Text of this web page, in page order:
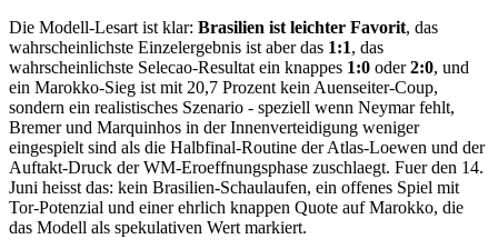
Die Modell-Lesart ist klar: Brasilien ist leichter Favorit, das
wahrscheinlichste Einzelergebnis ist aber das 1:1, das
wahrscheinlichste Selecao-Resultat ein knappes 1:0 oder2:0, und
ein Marokko-Sieg ist mit 20,7 Prozent kein Auenseiter-Coup,
sondern ein realistisches Szenario - speziell wenn Neymar fehlt,
Bremer und Marquinhos in der Innenverteidigung weniger
eingespielt sind als die Halbfinal-Routine der Atlas-Loewen und der
Auftakt-Druck der WM-Eroeffnungsphase zuschlaegt. Fuer den 14.
Juni heisst das: kein Brasilien-Schaulaufen, ein offenes Spiel mit
Tor-Potenzial und einer ehrlich knappen Quote auf Marokko, die
das Modell als spekulativen Wert markiert.